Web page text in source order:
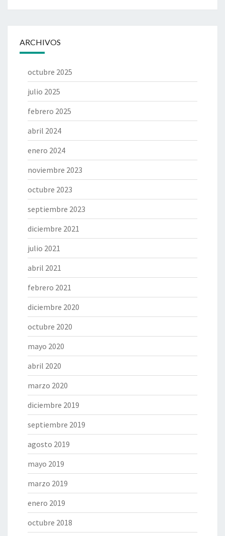
ARCHIVOS
octubre 2025
julio 2025
febrero 2025
abril 2024
enero 2024
noviembre 2023
octubre 2023
septiembre 2023
diciembre 2021
julio 2021
abril 2021
febrero 2021
diciembre 2020
octubre 2020
mayo 2020
abril 2020
marzo 2020
diciembre 2019
septiembre 2019
agosto 2019
mayo 2019
marzo 2019
enero 2019
octubre 2018